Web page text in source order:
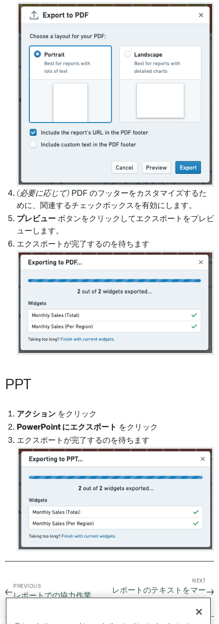
(必要に応じて) PDF のフッターをカスタマイズするた
めに、関連するチェックボックスを有効にします。
プレビュー ボタンをクリックしてエクスポートをプレビ
ューします。
エクスポートが完了するのを待ちます
PPT
アクション をクリック
PowerPoint にエクスポート をクリック
エクスポートが完了するのを待ちます
←
PREVIOUS
レポートでの協力作業
NEXT
レポートのテキストをマー→